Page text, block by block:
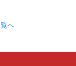
へ